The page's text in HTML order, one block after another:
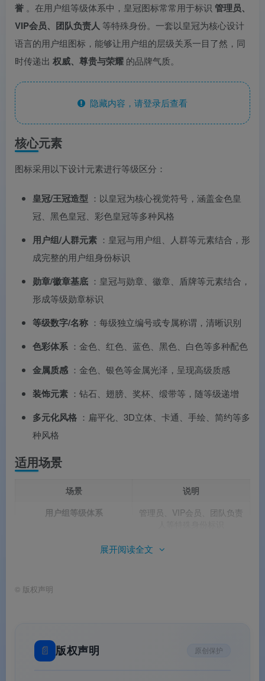
誉 。在用户组等级体系中，皇冠图标常常用于标识 管理员、
VIP会员、团队负责人 等特殊身份。一套以皇冠为核心设计
语言的用户组图标，能够让用户组的层级关系一目了然，同
时传递出 权威、尊贵与荣耀 的品牌气质。
隐藏内容，请登录后查看
核心元素
图标采用以下设计元素进行等级区分：
皇冠/王冠造型 ：以皇冠为核心视觉符号，涵盖金色皇
冠、黑色皇冠、彩色皇冠等多种风格
用户组/人群元素 ：皇冠与用户组、人群等元素结合，形
成完整的用户组身份标识
勋章/徽章基底 ：皇冠与勋章、徽章、盾牌等元素结合，
形成等级勋章标识
等级数字/名称 ：每级独立编号或专属称谓，清晰识别
色彩体系 ：金色、红色、蓝色、黑色、白色等多种配色
金属质感 ：金色、银色等金属光泽，呈现高级质感
装饰元素 ：钻石、翅膀、奖杯、缎带等，随等级递增
多元化风格 ：扁平化、3D立体、卡通、手绘、简约等多
种风格
适用场景
场景
说明
用户组等级体系
管理员、VIP会员、团队负责
VIP1-VIP10完整等级皇冠标
游戏成就系统
任务通关或升级时获得的皇冠
展开阅读全文
© 版权声明
📄 版权声明 原创保护